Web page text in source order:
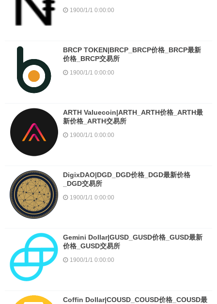
1900/1/1 0:00:00
BRCP TOKEN|BRCP_BRCP价格_BRCP最新
价格_BRCP交易所
1900/1/1 0:00:00
ARTH Valuecoin|ARTH_ARTH价格_ARTH最
新价格_ARTH交易所
1900/1/1 0:00:00
DigixDAO|DGD_DGD价格_DGD最新价格
_DGD交易所
1900/1/1 0:00:00
Gemini Dollar|GUSD_GUSD价格_GUSD最新
价格_GUSD交易所
1900/1/1 0:00:00
Coffin Dollar|COUSD_COUSD价格_COUSD最